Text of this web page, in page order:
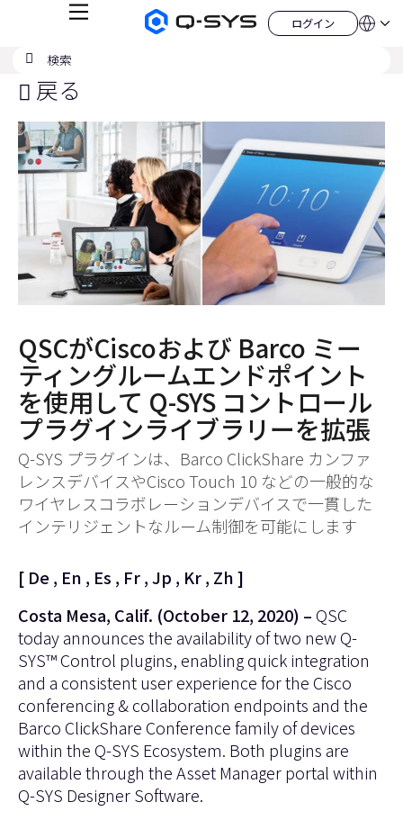
Q-
製
ホ
ー
ム
ペ
ー
ジ
メ
ュ
ー
ログイン
ロ
グ
言
QSYS.com (English)
India (English)
Deutsch
Español
Français
日本語
한국어
China (中文)
の
信
戻る
QSCがCiscoおよび Barco ミー
ティングルームエンドポイント
を使用して Q-SYS コントロール
プラグインライブラリーを拡張
Q-SYS プラグインは、Barco ClickShare カンファ
レンスデバイスやCisco Touch 10 などの一般的な
ワイヤレスコラボレーションデバイスで一貫した
インテリジェントなルーム制御を可能にします
[ De, En , Es , Fr,Jp , Kr, Zh]
Costa Mesa, Calif. (October 12, 2020) –QSC
today announces the availability of two new Q-
SYS™ Control plugins, enabling quick integration
and a consistent user experience for the Cisco
conferencing & collaboration endpoints and the
Barco ClickShare Conference family of devices
within theQ-SYS Ecosystem. Both plugins are
available through the Asset Manager portal within
Q-SYS Designer Software.